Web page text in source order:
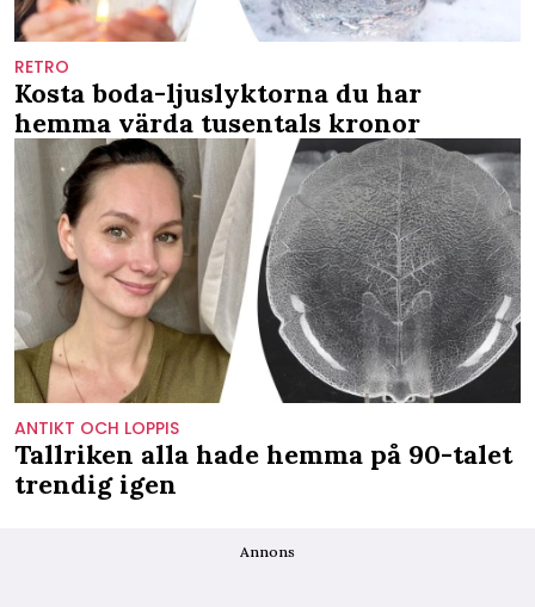
RETRO
Kosta boda-ljuslyktorna du har
hemma värda tusentals kronor
ANTIKT OCH LOPPIS
Tallriken alla hade hemma på 90-talet
trendig igen
Annons